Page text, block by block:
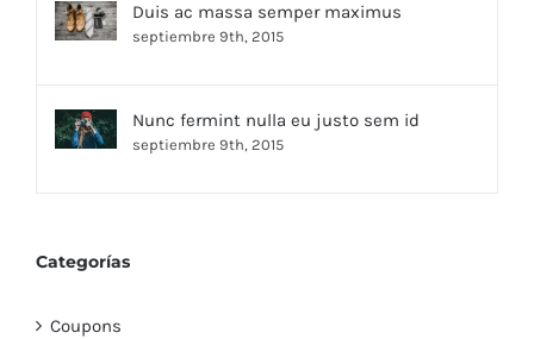
Duis ac massa semper maximus
septiembre 9th, 2015
Nunc fermint nulla eu justo sem id
septiembre 9th, 2015
Categorías
Coupons